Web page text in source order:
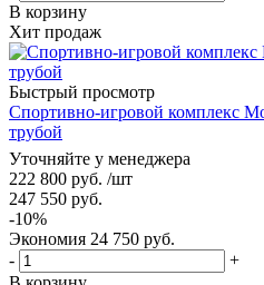
В корзину
Хит продаж
Быстрый просмотр
Спортивно-игровой
трубой
Уточняйте у менеджера
222 800 руб. /шт
247 550 руб.
-10%
Экономия 24 750 руб.
-
+